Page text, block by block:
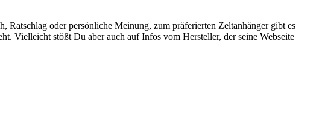
Ratschlag oder persönliche Meinung, zum präferierten Zeltanhänger gibt es
Vielleicht stößt Du aber auch auf Infos vom Hersteller, der seine Webseite